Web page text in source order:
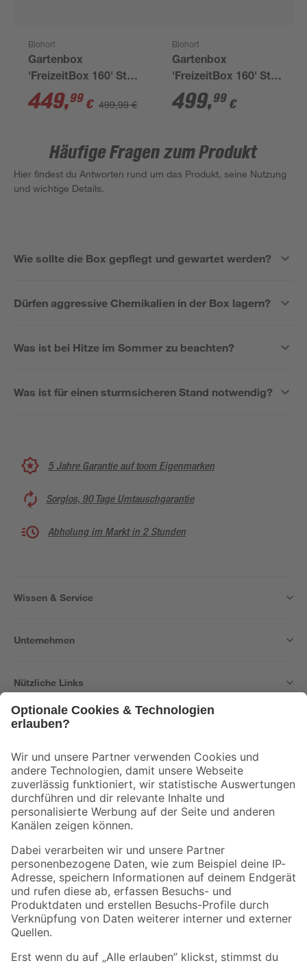
Biohort
Gartenbox
'FreizeitBox 160' Stahl
dunkelgrau 160 x 83 x
79 cm
449,99 € 499,99 €
Biohort
Gartenbox
'FreizeitBox 160' Stahl
weiß 160 x 83 x 79 cm
499,99 €
Häufige Fragen zum Produkt
Hier findest du Antworten rund um das Produkt, seine Nutzung
und wichtige Details.
Wie sollte die Box gepflegt und gewartet werden?
Dürfen aggressive Chemikalien in der Box lagern?
Was ist bei Hitze im Sommer zu beachten?
Was ist für einen sturmsicheren Stand notwendig?
5 Jahre Garantie auf toom Eigenmarken
Sorglos, 90 Tage Umtauschgarantie
Abholung im Markt in 2 Stunden
Wissen & Service
Unternehmen
Nützliche Links
Der toom Newsletter: Keine Angebote und Aktionen mehr verpassen!
Zur Newsletter Anmeldung
Folge uns
Zahlungsarten Versandarten
Sicher einkaufen